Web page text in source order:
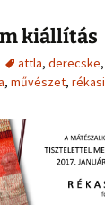
kiállítás
attla, derecske,
, művészet, rékasi